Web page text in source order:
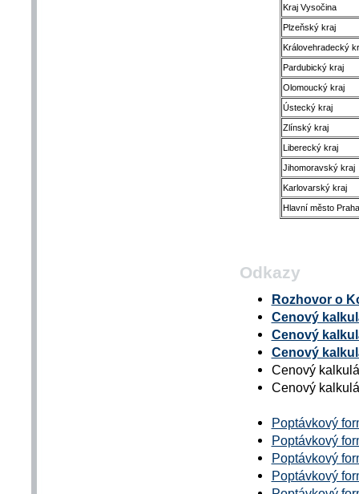
Kraj Vysočina
Plzeňský kraj
Královehradecký
Pardubický kraj
Olomoucký kraj
Ústecký kraj
Zlínský kraj
Liberecký kraj
Jihomoravský kraj
Karlovarský kraj
Hlavní město Praha
Odkazy
Rozhovor o
Cenový
Cenový
Cenový
Cenový
Cenový
Poptávkový
Poptávkový
Poptávkový
Poptávkový